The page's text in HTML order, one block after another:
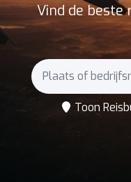
Vind de beste
Toon